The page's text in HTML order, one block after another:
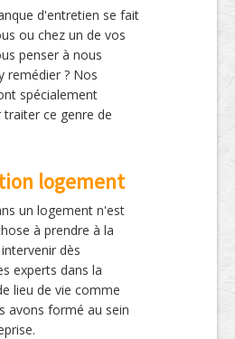
d'entretien se fait
ou chez un de vos
penser à nous
remédier ? Nos
spécialement
ce genre de
logement
un logement n'est
à prendre à la
dès
experts dans la
lieu de vie comme
avons formé au sein